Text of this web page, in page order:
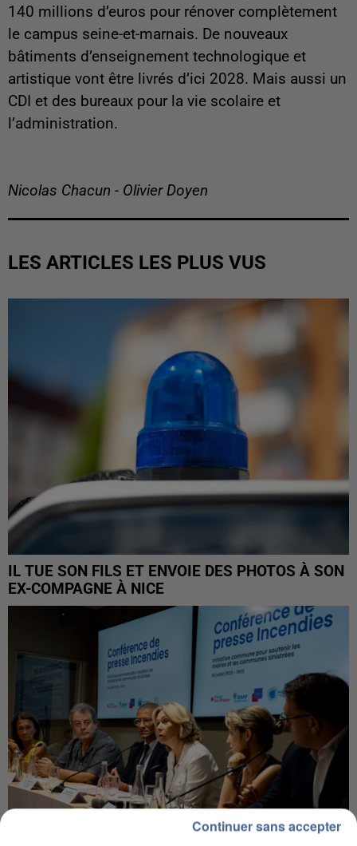
140 millions d’euros pour rénover complètement
le campus seine-et-marnais. De nouveaux
bâtiments d’enseignement technologique et
artistique vont être livrés d’ici 2028. Mais aussi un
CDI et des bureaux pour la vie scolaire et
l’administration.
Nicolas Chacun - Olivier Doyen
LES ARTICLES LES PLUS VUS
IL TUE SON FILS ET ENVOIE DES PHOTOS À SON
EX-COMPAGNE À NICE
Continuer sans accepter